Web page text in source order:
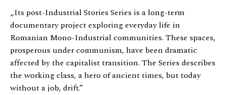
„Its post-Industrial Stories Series is a long-term
documentary project exploring everyday life in
Romanian Mono-Industrial communities. These spaces,
prosperous under communism, have been dramatic
affected by the capitalist transition. The Series describes
the working class, a hero of ancient times, but today
without a job, drift.”